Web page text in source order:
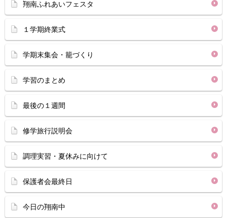
翔南ふれあいフェスタ
１学期終業式
学期末集会・籠づくり
学習のまとめ
最後の１週間
修学旅行説明会
調理実習・夏休みに向けて
保護者会最終日
今日の翔南中